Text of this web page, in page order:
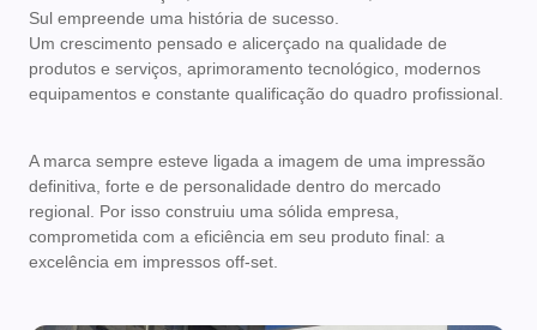
Sul empreende uma história de sucesso.
Um crescimento pensado e alicerçado na qualidade de
produtos e serviços, aprimoramento tecnológico, modernos
equipamentos e constante qualificação do quadro profissional.
A marca sempre esteve ligada a imagem de uma impressão
definitiva, forte e de personalidade dentro do mercado
regional. Por isso construiu uma sólida empresa,
comprometida com a eficiência em seu produto final: a
excelência em impressos off-set.